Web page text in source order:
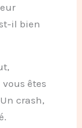
il bien
êtes
crash,